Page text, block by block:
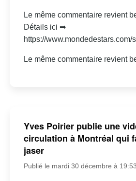
Le même commentaire revient
Détails ici ➡
https://www.mondedestars.com/
Le même commentaire revient
Yves Poirier publie une
circulation à Montréal qui
jaser
Publié le mardi 30 décembre à 19:53